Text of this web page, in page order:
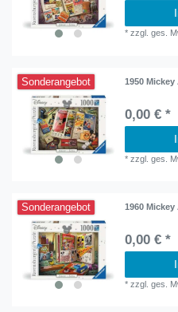
*zzgl. ges.
Sonderangebot 1950
0,00 € *
*zzgl. ges.
Sonderangebot 1960
0,00 € *
*zzgl. ges.